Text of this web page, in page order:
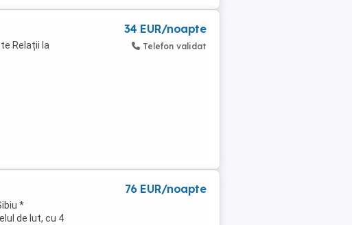
Relații la
34 EUR/noapte
Telefon validat
*
de lut, cu 4
76 EUR/noapte